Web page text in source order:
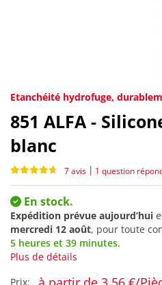
Etanchéité hydrofuge,
851 ALFA -
blanc
7 avis | 1 question
En stock.
Expédition prévue aujourd’hui
mercredi 12 août, pour toute
5 heures et 39 minutes.
Plus de détails
Prix: